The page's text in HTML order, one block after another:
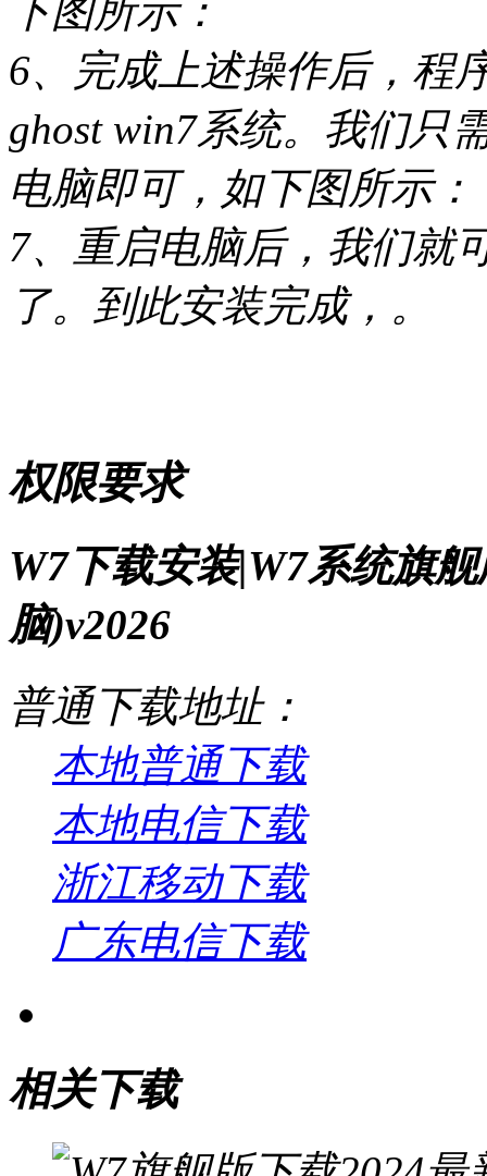
下图所示：
6、完成上述操作后，程
ghost win7系统。我们只
电脑即可，如下图所示：
7、重启电脑后，我们就
了。到此安装完成，。
权限要求
W7下载安装|W7系统旗
脑)v2026
普通下载地址：
本地普通下载
本地电信下载
浙江移动下载
广东电信下载
相关下载